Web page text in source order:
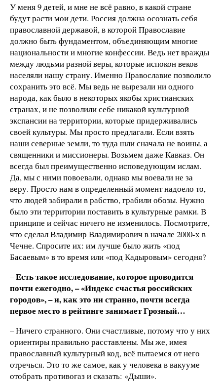
У меня 9 детей, и мне не всё равно, в какой стране
будут расти мои дети. Россия должна осознать себя
православной державой, в которой Православие
должно быть фундаментом, объединяющим многие
национальности и многие конфессии. Ведь нет вражды
между людьми разной веры, которые испокон веков
населяли нашу страну. Именно Православие позволило
сохранить это всё. Мы ведь не вырезали ни одного
народа, как было в некоторых якобы христианских
странах, и не позволили себе никакой культурной
экспансии на территории, которые придерживались
своей культуры. Мы просто предлагали. Если взять
наши северные земли, то туда шли сначала не воины, а
священники и миссионеры. Возьмем даже Кавказ. Он
всегда был преимущественно исповедующим ислам.
Да, мы с ними повоевали, однако мы воевали не за
веру. Просто нам в определенный момент надоело то,
что людей забирали в рабство, грабили обозы. Нужно
было эти территории поставить в культурные рамки. В
принципе и сейчас ничего не изменилось. Посмотрите,
что сделал Владимир Владимирович в начале 2000-х в
Чечне. Спросите их: им лучше было жить «под
Басаевым» в то время или «под Кадыровым» сегодня?
–Есть такое исследование, которое проводится
почти ежегодно, – «Индекс счастья российских
городов», – и, как это ни странно, почти всегда
первое место в рейтинге занимает Грозный…
– Ничего странного. Они счастливые, потому что у них
ориентиры правильно расставлены. Мы же, имея
православный культурный код, всё пытаемся от него
отречься. Это то же самое, как у человека в вакууме
отобрать противогаз и сказать: «Дыши».